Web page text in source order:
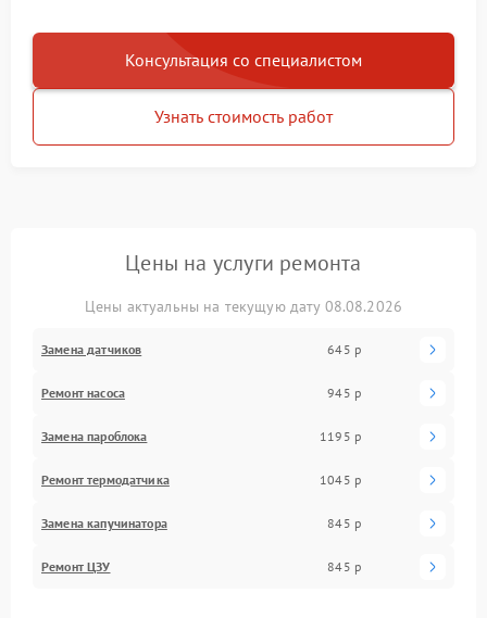
Консультация со специалистом
Узнать стоимость работ
Цены на услуги ремонта
Цены актуальны на текущую дату 08.08.2026
Замена датчиков 645 р
Ремонт насоса 945 р
Замена пароблока 1195 р
Ремонт термодатчика 1045 р
Замена капучинатора 845 р
Ремонт ЦЗУ 845 р